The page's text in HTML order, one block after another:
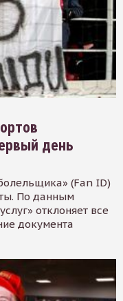
день
(Fan ID)
По данным
отклоняет все
документа